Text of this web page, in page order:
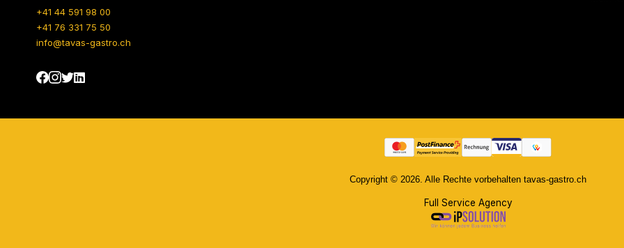
+41 44 591 98 00
+41 76 331 75 50
info@tavas-gastro.ch
Copyright © 2026. Alle Rechte vorbehalten tavas-gastro.ch
Full Service Agency